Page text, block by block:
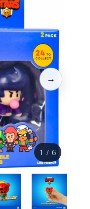
→
1 / 6